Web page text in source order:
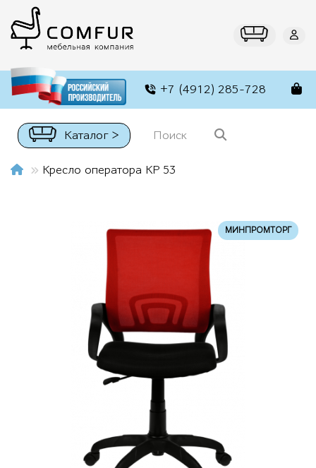
+7 (4912) 285-728
Каталог >
Кресло оператора КР 53
МИНПРОМТОРГ